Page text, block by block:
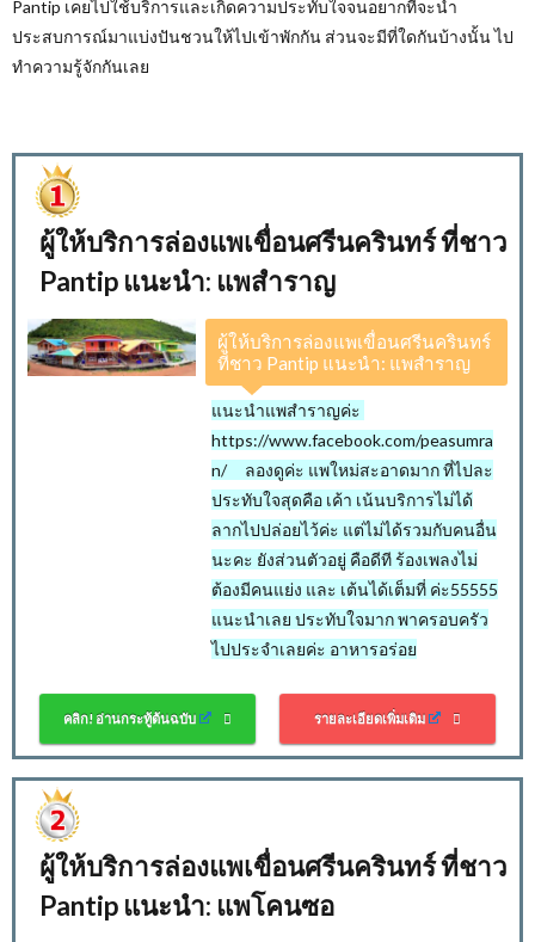
Pantip เคยไปใช้บริการและเกิดความประทับใจจนอยากที่จะนำ
ประสบการณ์มาแบ่งปันชวนให้ไปเข้าพักกัน ส่วนจะมีที่ใดกันบ้างนั้น ไป
ทำความรู้จักกันเลย
ผู้ให้บริการล่องแพเขื่อนศรีนครินทร์ ที่ชาว
Pantip แนะนำ: แพสำราญ
ผู้ให้บริการล่องแพเขื่อนศรีนครินทร์
ที่ชาว Pantip แนะนำ: แพสำราญ
แนะนำแพสำราญค่ะ
https://www.facebook.com/peasumra
n/ ลองดูค่ะ แพใหม่สะอาดมาก ที่ไปละ
ประทับใจสุดคือ เค้า เน้นบริการไม่ได้
ลากไปปล่อยไว้ค่ะ แต่ไม่ได้รวมกับคนอื่น
นะคะ ยังส่วนตัวอยู่ คือดีที ร้องเพลงไม่
ต้องมีคนแย่ง และ เต้นได้เต็มที่ ค่ะ55555
แนะนำเลย ประทับใจมาก พาครอบครัว
ไปประจำเลยค่ะ อาหารอร่อย
คลิก! อ่านกระทู้ต้นฉบับ รายละเอียดเพิ่มเติม
ผู้ให้บริการล่องแพเขื่อนศรีนครินทร์ ที่ชาว
Pantip แนะนำ: แพโคนซอ